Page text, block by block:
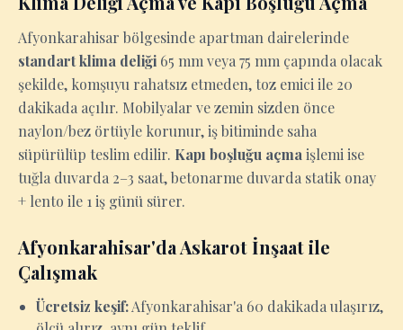
Afyonkarahisar bölgesinde apartman dairelerinde
standart klima deliği 65 mm veya 75 mm çapında olacak
şekilde, komşuyu rahatsız etmeden, toz emici ile 20
dakikada açılır. Mobilyalar ve zemin sizden önce
naylon/bez örtüyle korunur, iş bitiminde saha
süpürülüp teslim edilir. Kapı boşluğu açma işlemi ise
tuğla duvarda 2–3 saat, betonarme duvarda statik onay
+ lento ile 1 iş günü sürer.
Afyonkarahisar'da Askarot İnşaat ile
Çalışmak
Ücretsiz keşif:Afyonkarahisar'a 60 dakikada ulaşırız,